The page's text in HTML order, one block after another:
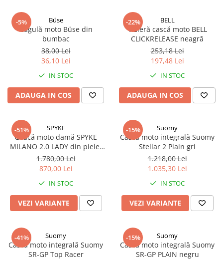
CAGULE SI PROTECTII GAT
ECHIPAMENTE HARD
Ochelari
Ochelari Personalizabili
Stickere & Grafică
Folii Grafice
Tuning & Stunt
Manete & Comenzi
Ornamente Spite
Protecții & Slidere
-5% Büse
Cagulă moto Büse din
bumbac
38,00 Lei
36,10 Lei
IN STOC
ADAUGA IN COS
-22% BELL
Vizieră cască moto BELL
CLICKRELEASE neagră
253,18 Lei
197,48 Lei
IN STOC
ADAUGA IN COS
-51% SPYKE
Geacă moto damă SPYKE
MILANO 2.0 LADY din piele,
roșu
1.780,00 Lei
870,00 Lei
IN STOC
VEZI VARIANTE
-15% Suomy
Cască moto integrală Suomy
Stellar 2 Plain gri
1.218,00 Lei
1.035,30 Lei
IN STOC
VEZI VARIANTE
-41% Suomy
Cască moto integrală Suomy
SR-GP Top Racer
-15% Suomy
Cască moto integrală Suomy
SR-GP PLAIN negru